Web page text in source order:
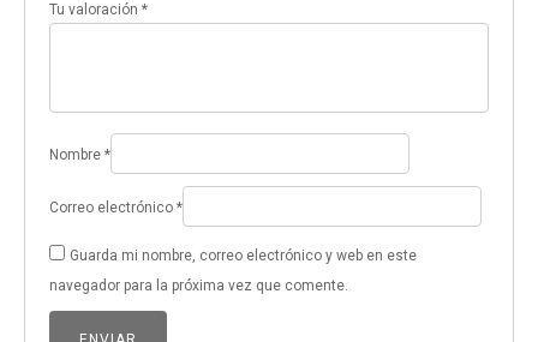
Tu valoración *
Nombre *
Correo electrónico *
Guarda mi nombre, correo electrónico y web en este
navegador para la próxima vez que comente.